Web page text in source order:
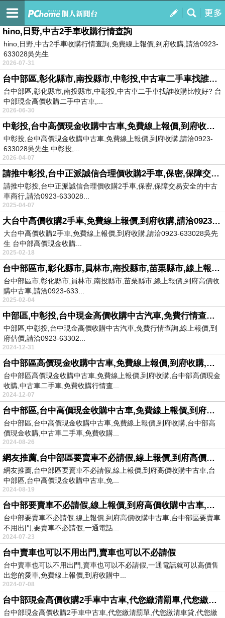
我的
訂閱
台中收購2手車中古車行情查詢服務
hino,日野,中古2手車收購行情查詢
hino,日野,中古2手車收購行情查詢,免費線上報價,到府收購,請洽0923-
633028吳先生
2026-07-31
台中部區,彰化縣市,南投縣市,中彰投,中古車二手車找誰收購比較好?
台中部區,彰化縣市,南投縣市,中彰投,中古車二手車找誰收購比較好? 台
中部現金高價收購二手中古車,...
2026-06-30
中彰投,台中高價現金收購中古車,免費線上報價,到府收購,請洽0923-633028吳先生
中彰投,台中高價現金收購中古車,免費線上報價,到府收購,請洽0923-
633028吳先生 中彰投,...
2026-04-07
請推中彰投,台中正派誠信合理價收購2手車,保密,保障交易安全的中古車商行,請洽0923-633028吳先生
請推中彰投,台中正派誠信合理價收購2手車,保密,保障交易安全的中古
車商行,請洽0923-633028...
2025-04-07
大台中高價收購2手車,免費線上報價,到府收購,請洽0923-633028吳先生
大台中高價收購2手車,免費線上報價,到府收購,請洽0923-633028吳先
生 台中部高價現金收購...
2025-02-18
台中部區市,彰化縣市,員林市,南投縣市,苗栗縣市,線上報價,到府高價收購中古車,請洽0923-633028小吳
台中部區市,彰化縣市,員林市,南投縣市,苗栗縣市,線上報價,到府高價收
購中古車,請洽0923-633...
2025-02-04
中部區,中彰投,台中現金高價收購中古汽車,免費行情查詢,線上報價,到府估價,請洽0923-633028小吳
中部區,中彰投,台中現金高價收購中古汽車,免費行情查詢,線上報價,到
府估價,請洽0923-63302...
2024-12-31
台中部區高價現金收購中古車,免費線上報價,到府收購,請洽0923-633028小吳
台中部區高價現金收購中古車,免費線上報價,到府收購,台中部高價現金
收購,中古車二手車,免費收購行情查...
2024-12-07
台中部區,台中高價現金收購中古車,免費線上報價,到府收購,請洽0923-633028小吳
台中部區,台中高價現金收購中古車,免費線上報價,到府收購,台中部高
價現金收購,中古車二手車,免費收購...
2024-08-26
網友推薦,台中部區要賣車不必請假,線上報價,到府高價收購中古車,請洽0923-633028小吳
網友推薦,台中部區要賣車不必請假,線上報價,到府高價收購中古車,台
中部區,台中高價現金收購中古車,免...
2024-08-19
台中部要賣車不必請假,線上報價,到府高價收購中古車,請洽0923-633028小吳
台中部要賣車不必請假,線上報價,到府高價收購中古車,台中部區要賣車
不用出門,要賣車不必請假,一通電話...
2024-07-23
台中賣車也可以不用出門,賣車也可以不必請假
台中賣車也可以不用出門,賣車也可以不必請假,一通電話就可以高價售
出您的愛車,免費線上報價,到府收購中...
2024-07-08
台中部現金高價收購2手車中古車,代您繳清罰單,代您繳清車貸,代您繳清欠稅,履約保證,保障交易安全,免費到府估價收購,
台中部現金高價收購2手車中古車,代您繳清罰單,代您繳清車貸,代您繳